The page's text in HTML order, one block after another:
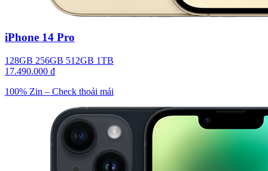
iPhone 14 Pro
128GB 256GB 512GB 1TB
17.490.000 đ
100% Zin – Check thoải mái